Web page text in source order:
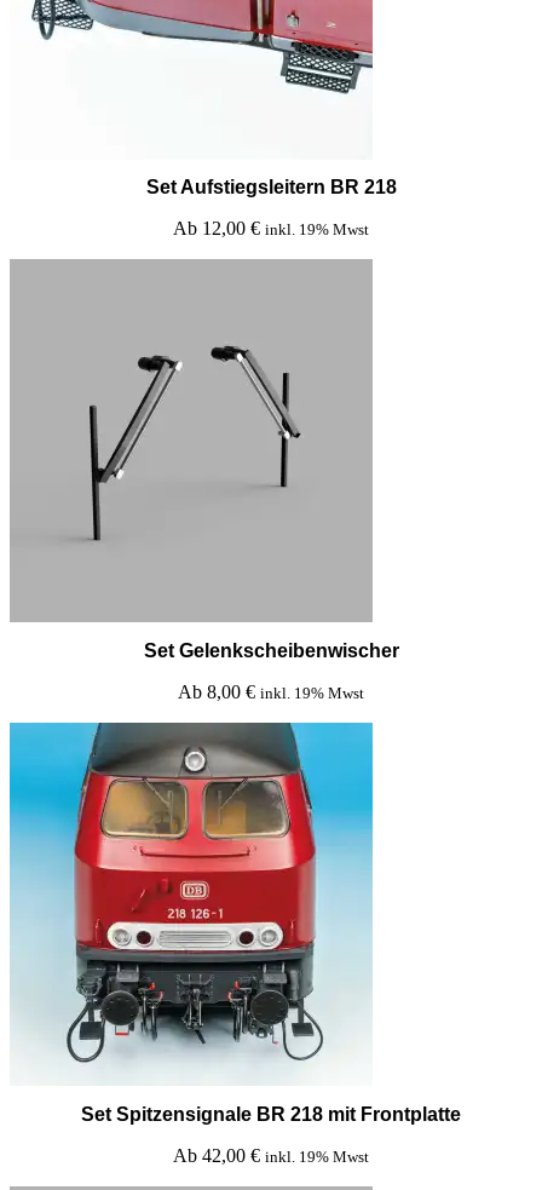
Set Aufstiegsleitern BR 218
Ab 12,00 € inkl. 19% Mwst
Set Gelenkscheibenwischer
Ab 8,00 € inkl. 19% Mwst
Set Spitzensignale BR 218 mit Frontplatte
Ab 42,00 € inkl. 19% Mwst